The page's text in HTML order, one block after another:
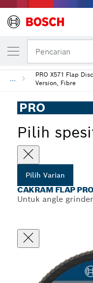
Pencarian
...
PRO X571 Flap
Version, Fibre
PRO
Pilih
Pilih Varian
CAKRAM FLAP
Untuk angle
VARIAN PILIHAN ANDA
Cakram Flap